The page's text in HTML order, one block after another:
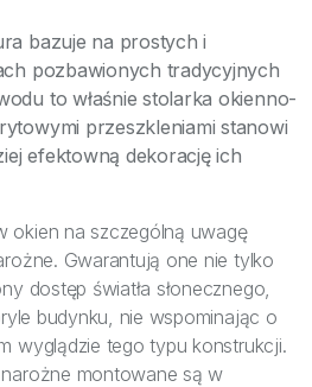
bazuje na prostych i
pozbawionych tradycyjnych
to właśnie stolarka okienno-
przeszkleniami stanowi
efektowną dekorację ich
okien na szczególną uwagę
Gwarantują one nie tylko
dostęp światła słonecznego,
budynku, nie wspominając o
wyglądzie tego typu konstrukcji.
montowane są w